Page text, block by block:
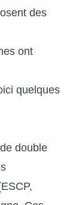
des
ont
quelques
double